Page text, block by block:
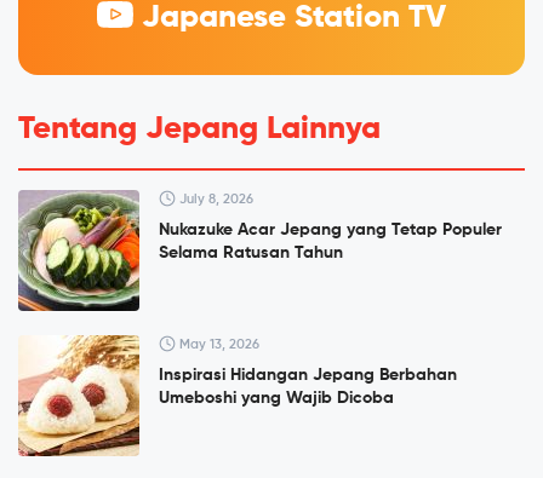
Japanese Station TV
Tentang Jepang Lainnya
July 8, 2026
Nukazuke Acar Jepang yang Tetap Populer
Selama Ratusan Tahun
May 13, 2026
Inspirasi Hidangan Jepang Berbahan
Umeboshi yang Wajib Dicoba